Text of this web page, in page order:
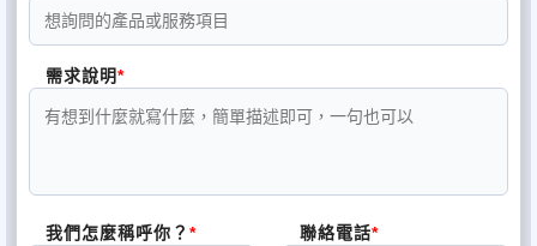
源，配合節能省態減碳又不失需要的
感官氣氛的市場需求，LED高亮度孔
雀燈，可使用在各種活動場合，
燈光具有巨型舞台的宏偉氣勢。
需求說明
我們怎麼稱呼你？ 聯絡電話